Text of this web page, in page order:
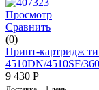
Просмотр
Сравнить
(0)
Принт-картридж
4510DN/4510SF/
9 430 Р